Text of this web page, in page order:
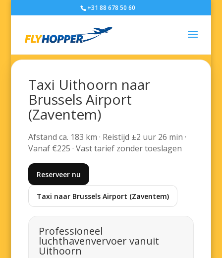
+31 88 678 50 60
Taxi Uithoorn naar
Brussels Airport
(Zaventem)
Afstand ca. 183 km · Reistijd ±2 uur 26 min ·
Vanaf €225 · Vast tarief zonder toeslagen
Reserveer nu
Taxi naar Brussels Airport (Zaventem)
Professioneel
luchthavenvervoer vanuit
Uithoorn